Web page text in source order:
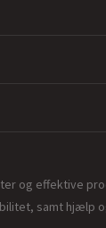
og effektive
samt hjælp